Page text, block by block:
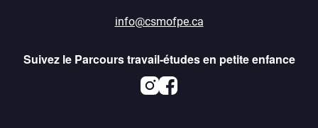
info@csmofpe.ca
Suivez le Parcours travail-études en petite enfance
Instagram
Facebook